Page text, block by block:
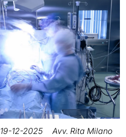
19-12-2025 Avv. Rita Milano